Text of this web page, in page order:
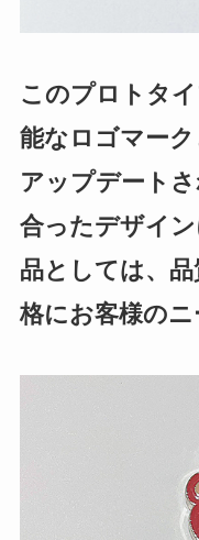
このプロトタ
能なロゴマーク
アップデート
合ったデザイ
品としては、
格にお客様のニ